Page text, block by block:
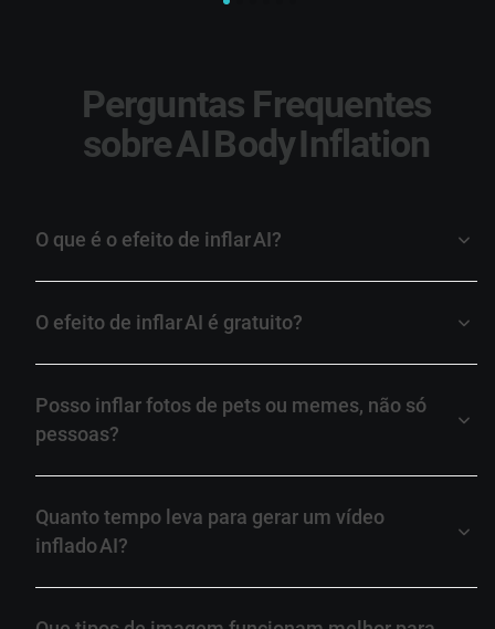
Perguntas Frequentes
sobre AI Body Inflation
O que é o efeito de inflar AI?
O efeito de inflar AI é gratuito?
Posso inflar fotos de pets ou memes, não só
pessoas?
Quanto tempo leva para gerar um vídeo
inflado AI?